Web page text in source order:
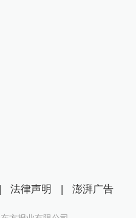
法律声明 | 澎湃广告